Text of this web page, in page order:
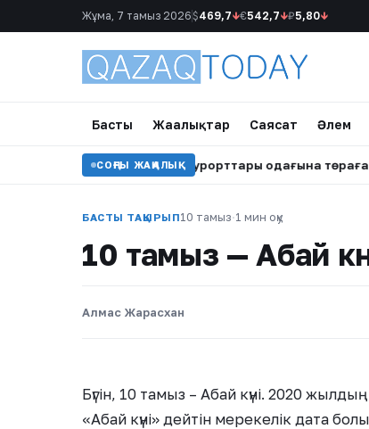
Жұма, 7 тамыз 2026 $469,7↓€542,7↓₽5,80↓
Басты Жаңалықтар Саясат Әлем
СОҢҒЫ ЖАҢАЛЫҚ
Түркі тау шаңғы курорттары одағына төрағалық
БАСТЫ ТАҚЫРЫП10 тамыз·1 мин оқу
10 тамыз — Абай
Алмас Жарасхан
Бүгін, 10 тамыз – Абай күні. 2020
«Абай күні» дейтін мерекелік дата